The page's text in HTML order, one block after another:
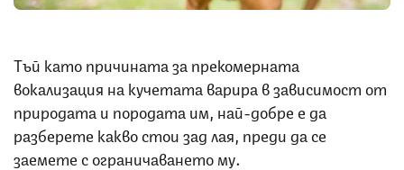
Тъй като причината за прекомерната
вокализация на кучетата варира в зависимост от
природата и породата им, най-добре е да
разберете какво стои зад лая, преди да се
заемете с ограничаването му.